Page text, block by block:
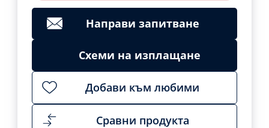
Направи запитване
Схеми на изплащане
Добави към любими
Сравни продукта